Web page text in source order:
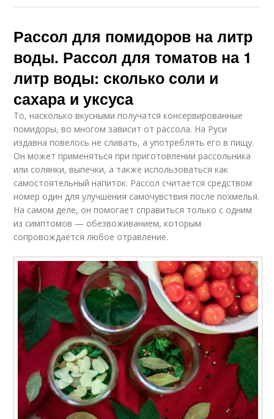
Рассол для помидоров на литр
воды. Рассол для томатов на 1
литр воды: сколько соли и
сахара и уксуса
То, насколько вкусными получатся консервированные
помидоры, во многом зависит от рассола. На Руси
издавна повелось не сливать, а употреблять его в пищу.
Он может применяться при приготовлении рассольника
или солянки, выпечки, а также использоваться как
самостоятельный напиток. Рассол считается средством
номер один для улучшения самочувствия после похмелья.
На самом деле, он помогает справиться только с одним
из симптомов — обезвоживанием, которым
сопровождается любое отравление.